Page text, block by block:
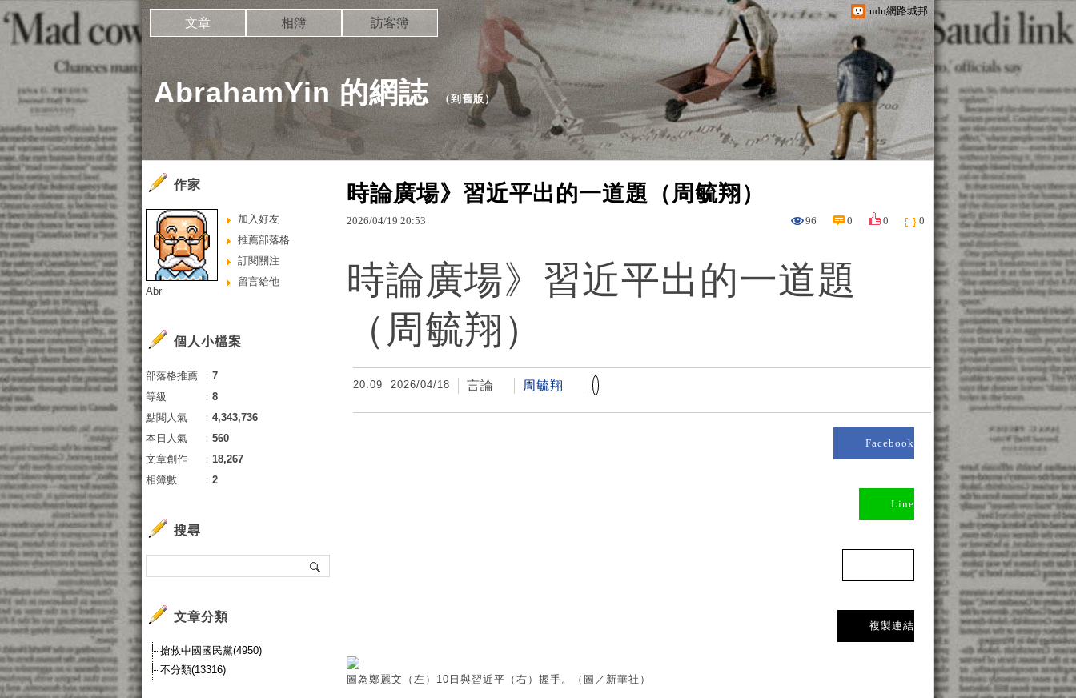
udn網路城邦
AbrahamYin 的網誌（到舊版 ）
文章 相簿 訪客簿
時論廣場》習近平出的一道題（周毓翔）
2026/04/19 20:53 96 0 0 0
時論廣場》習近平出的一道題
（周毓翔）
20:09 2026/04/18 言論 周毓翔
Facebook
Line
複製連結
圖為鄭麗文（左）10日與習近平（右）握手。（圖／新華社）
作家
加入好友
推薦部落格
訂閱關注
留言給他
Abr
個人小檔案
部落格推薦 ： 7
等級
： 8
點閱人氣
： 4,343,736
本日人氣
： 560
文章創作
： 18,267
相簿數
： 2
搜尋
文章分類
搶救中國國民黨(4950)
不分類(13316)